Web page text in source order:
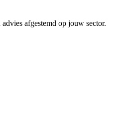
afgestemd op jouw sector.